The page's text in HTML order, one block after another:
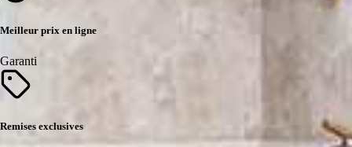
Meilleur prix en ligne
Garanti
Remises exclusives